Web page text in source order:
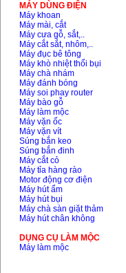
MÁY DÙNG ĐIỆN
Máy khoan
Máy mài, cắt
Máy cưa gỗ, sắt,..
Máy cắt sắt, nhôm,..
Máy đục bê tông
Máy khò nhiệt thổi bụi
Máy chà nhám
Máy đánh bóng
Máy soi phay router
Máy bào gỗ
Máy làm mộc
Máy vặn ốc
Máy vặn vít
Súng bắn keo
Súng bắn đinh
Máy cắt cỏ
Máy tỉa hàng rào
Motor động cơ điện
Máy hút ẩm
Máy hút bụi
Máy chà sàn giặt thảm
Máy hút chân không
DỤNG CỤ LÀM MỘC
Máy làm mộc